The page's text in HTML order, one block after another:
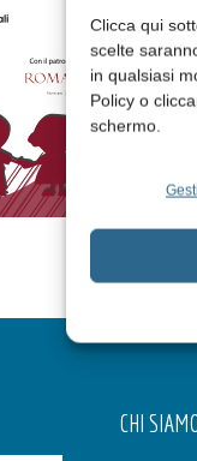
Clicca qui
scelte
in qualsiasi
Policy o
schermo.
CHI